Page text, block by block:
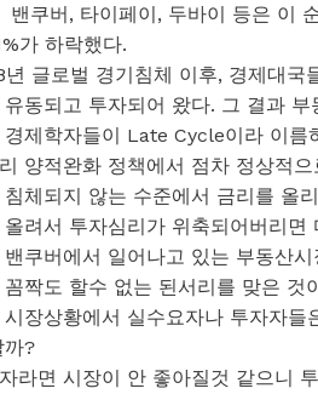
밴쿠버, 타이페이, 두바이 등은 이
가 하락했다.
글로벌 경기침체 이후, 경제대국
유동되고 투자되어 왔다. 그 결과
경제학자들이 Late Cycle이라 이름
양적완화 정책에서 점차 정상적
침체되지 않는 수준에서 금리를 올
올려서 투자심리가 위축되어버리
밴쿠버에서 일어나고 있는 부동산
꼼짝도 할수 없는 된서리를 맞은 것
시장상황에서 실수요자나 투자자
까?
라면 시장이 안 좋아질것 같으니